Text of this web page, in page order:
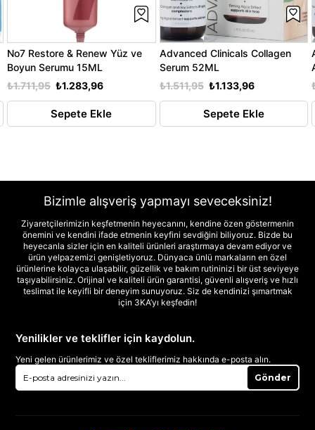
No7 Restore & Renew Yüz ve
Boyun Serumu 15ML
₺1.283,96
₺1.711,95
Sepete Ekle
Advanced Clinicals Collagen
Serum 52ML
₺1.133,96
₺1.511,95
Sepete Ekle
Bizimle alışveriş yapmayı seveceksiniz!
Ziyaretçilerimizin keşfetmenin heyecanını, kendine özen göstermenin
önemini ve kendini ifade etmenin keyfini sevdiğini biliyoruz. Bizde bu
heyecanla sizler için en kaliteli ürünleri araştırmaya devam ediyor ve
ürün yelpazemizi genişletiyoruz. Dünyaca ünlü markaların en özel
ürünlerine kolayca ulaşabilir, güzellik ve bakım rutininizi bir üst seviyeye
taşıyabilirsiniz. Orijinal ve kaliteli ürün garantisi, güvenli alışveriş ve hızlı
teslimat ile keyifli bir deneyim sunuyoruz. Siz de kendinizi şımartmak
için 3KA’yı keşfedin!
Yenilikler ve teklifler için kaydolun.
Yeni gelen ürünlerimiz ve özel tekliflerimiz hakkında e-posta alın.
Gönder